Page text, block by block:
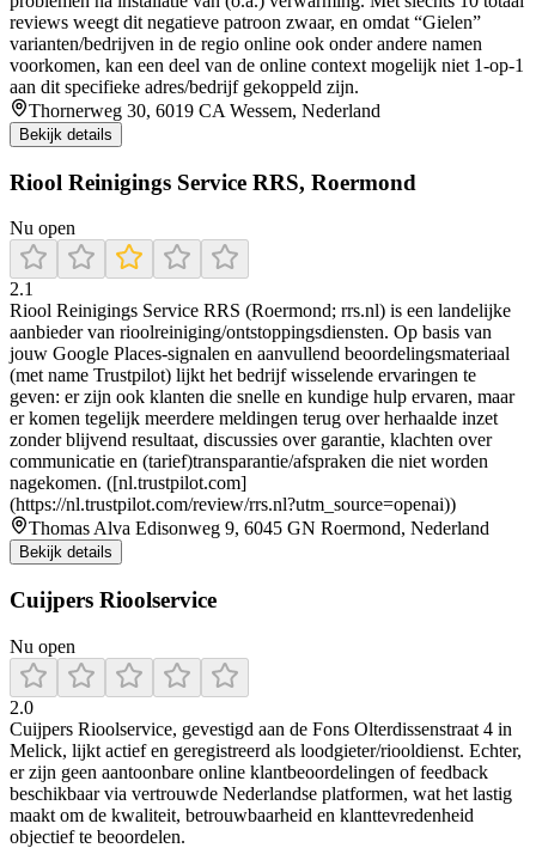
reviews weegt dit negatieve patroon zwaar, en omdat “Gielen”
varianten/bedrijven in de regio online ook onder andere namen
voorkomen, kan een deel van de online context mogelijk niet 1-op-1
aan dit specifieke adres/bedrijf gekoppeld zijn.
Thornerweg 30, 6019 CA Wessem, Nederland
Bekijk details
Riool Reinigings Service RRS, Roermond
Nu open
2.1
Riool Reinigings Service RRS (Roermond; rrs.nl) is een landelijke
aanbieder van rioolreiniging/ontstoppingsdiensten. Op basis van
jouw Google Places-signalen en aanvullend beoordelingsmateriaal
(met name Trustpilot) lijkt het bedrijf wisselende ervaringen te
geven: er zijn ook klanten die snelle en kundige hulp ervaren, maar
er komen tegelijk meerdere meldingen terug over herhaalde inzet
zonder blijvend resultaat, discussies over garantie, klachten over
communicatie en (tarief)transparantie/afspraken die niet worden
nagekomen. ([nl.trustpilot.com]
(https://nl.trustpilot.com/review/rrs.nl?utm_source=openai))
Thomas Alva Edisonweg 9, 6045 GN Roermond, Nederland
Bekijk details
Cuijpers Rioolservice
Nu open
2.0
Cuijpers Rioolservice, gevestigd aan de Fons Olterdissenstraat 4 in
Melick, lijkt actief en geregistreerd als loodgieter/riooldienst. Echter,
er zijn geen aantoonbare online klantbeoordelingen of feedback
beschikbaar via vertrouwde Nederlandse platformen, wat het lastig
maakt om de kwaliteit, betrouwbaarheid en klanttevredenheid
objectief te beoordelen.